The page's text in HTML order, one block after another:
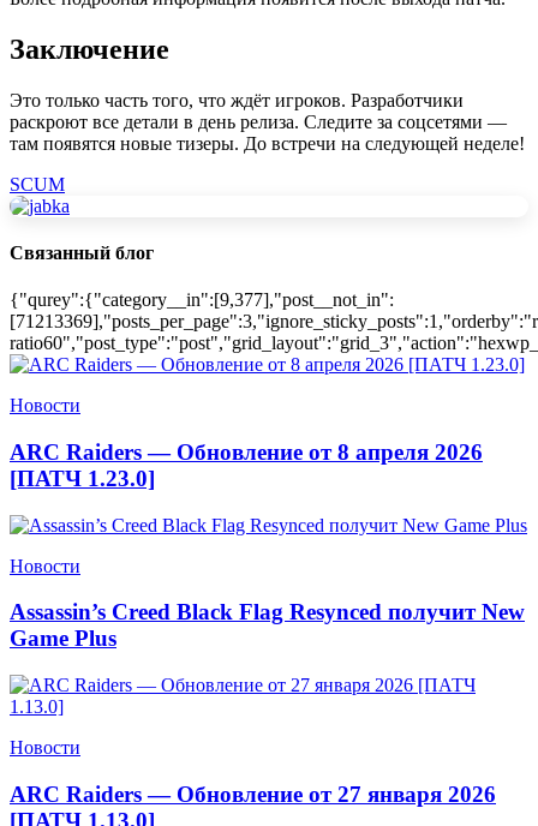
Заключение
Это только часть того, что ждёт игроков. Разработчики
раскроют все детали в день релиза. Следите за соцсетями —
там появятся новые тизеры. До встречи на следующей неделе!
SCUM
Связанный блог
{"qurey":{"category__in":[9,377],"post__not_in":
Новости
ARC Raiders — Обновление от 8 апреля 2026
[ПАТЧ 1.23.0]
Новости
Assassin’s Creed Black Flag Resynced получит New
Game Plus
Новости
ARC Raiders — Обновление от 27 января 2026
[ПАТЧ 1.13.0]